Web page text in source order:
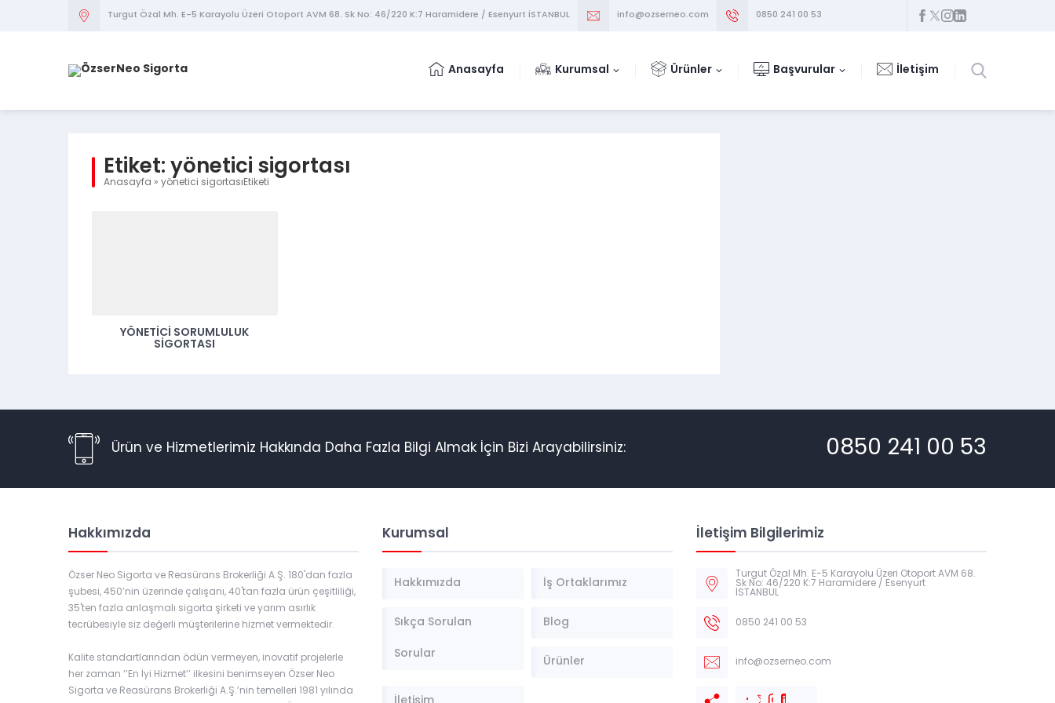
Turgut Özal Mh. E-5 Karayolu Üzeri Otoport AVM 68. Sk No: 46/220 K:7 Haramidere / Esenyurt İSTANBUL info@ozserneo.com 0850 241 00 53
Anasayfa Kurumsal Ürünler Başvurular İletişim
Etiket: yönetici sigortası
Anasayfa » yönetici sigortasıEtiketi
YÖNETICI SORUMLULUK
SIGORTASI
Ürün ve Hizmetlerimiz Hakkında Daha Fazla Bilgi Almak İçin Bizi Arayabilirsiniz: 0850 241 00 53
Hakkımızda
Özser Neo Sigorta ve Reasürans Brokerliği A.Ş. 180'dan fazla
şubesi, 450’nin üzerinde çalışanı, 40'tan fazla ürün çeşitliliği,
35'ten fazla anlaşmalı sigorta şirketi ve yarım asırlık
tecrübesiyle siz değerli müşterilerine hizmet vermektedir.
Kalite standartlarından ödün vermeyen, inovatif projelerle
her zaman ‘’En İyi Hizmet’’ ilkesini benimseyen Özser Neo
Sigorta ve Reasürans Brokerliği A.Ş.’nin temelleri 1981 yılında
Kurumsal
Hakkımızda İş Ortaklarımız
Sıkça Sorulan
Sorular
Blog
Ürünler
İletişim Bilgilerimiz
Turgut Özal Mh. E-5 Karayolu Üzeri Otoport AVM 68.
Sk No: 46/220 K:7 Haramidere / Esenyurt
İSTANBUL
0850 241 00 53
info@ozserneo.com